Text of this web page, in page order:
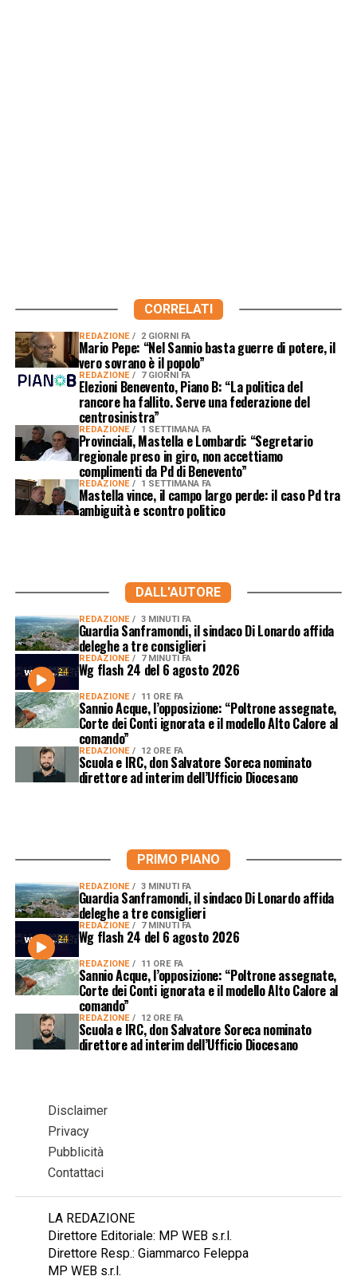
CORRELATI
REDAZIONE 2 GIORNI FA
Mario Pepe: “Nel Sannio basta guerre di potere, il
vero sovrano è il popolo”
REDAZIONE 7 GIORNI FA
Elezioni Benevento, Piano B: “La politica del
rancore ha fallito. Serve una federazione del
centrosinistra”
REDAZIONE 1 SETTIMANA FA
Provinciali, Mastella e Lombardi: “Segretario
regionale preso in giro, non accettiamo
complimenti da Pd di Benevento”
REDAZIONE 1 SETTIMANA FA
Mastella vince, il campo largo perde: il caso Pd tra
ambiguità e scontro politico
DALL'AUTORE
REDAZIONE 3 MINUTI FA
Guardia Sanframondi, il sindaco Di Lonardo affida
deleghe a tre consiglieri
REDAZIONE 7 MINUTI FA
Wg flash 24 del 6 agosto 2026
REDAZIONE 11 ORE FA
Sannio Acque, l’opposizione: “Poltrone assegnate,
Corte dei Conti ignorata e il modello Alto Calore al
comando”
REDAZIONE 12 ORE FA
Scuola e IRC, don Salvatore Soreca nominato
direttore ad interim dell’Ufficio Diocesano
PRIMO PIANO
REDAZIONE 3 MINUTI FA
Guardia Sanframondi, il sindaco Di Lonardo affida
deleghe a tre consiglieri
REDAZIONE 7 MINUTI FA
Wg flash 24 del 6 agosto 2026
REDAZIONE 11 ORE FA
Sannio Acque, l’opposizione: “Poltrone assegnate,
Corte dei Conti ignorata e il modello Alto Calore al
comando”
REDAZIONE 12 ORE FA
Scuola e IRC, don Salvatore Soreca nominato
direttore ad interim dell’Ufficio Diocesano
Disclaimer
Privacy
Pubblicità
Contattaci
LA REDAZIONE
Direttore Editoriale: MP WEB s.r.l.
Direttore Resp.: Giammarco Feleppa
MP WEB s.r.l.